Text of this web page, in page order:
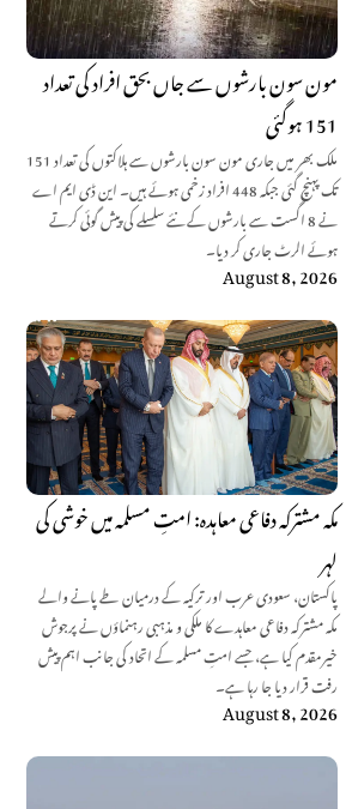
مون سون بارشوں سے جاں بحق افراد کی تعداد
151 ہوگئی
ملک بھر میں جاری مون سون بارشوں سے ہلاکتوں کی تعداد 151
تک پہنچ گئی جبکہ 448 افراد زخمی ہوئے ہیں۔ این ڈی ایم اے
نے 8 اگست سے بارشوں کے نئے سلسلے کی پیش گوئی کرتے
ہوئے الرٹ جاری کر دیا۔
August 8, 2026
مکہ مشترکہ دفاعی معاہدہ: امتِ مسلمہ میں خوشی کی
لہر
پاکستان، سعودی عرب اور ترکیہ کے درمیان طے پانے والے
مکہ مشترکہ دفاعی معاہدے کا ملکی و مذہبی رہنماؤں نے پرجوش
خیرمقدم کیا ہے، جسے امتِ مسلمہ کے اتحاد کی جانب اہم پیش
رفت قرار دیا جا رہا ہے۔
August 8, 2026